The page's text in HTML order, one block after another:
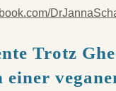
Trotz
einer